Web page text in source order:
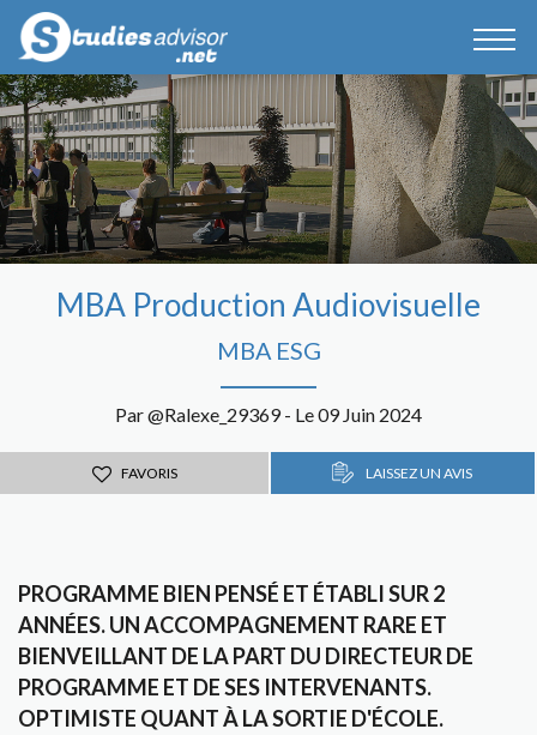
MBA Production Audiovisuelle
MBA ESG
Par @Ralexe_29369 - Le 09 Juin 2024
FAVORIS LAISSEZ UN AVIS
PROGRAMME BIEN PENSÉ ET ÉTABLI SUR 2
ANNÉES. UN ACCOMPAGNEMENT RARE ET
BIENVEILLANT DE LA PART DU DIRECTEUR DE
PROGRAMME ET DE SES INTERVENANTS.
OPTIMISTE QUANT À LA SORTIE D'ÉCOLE.